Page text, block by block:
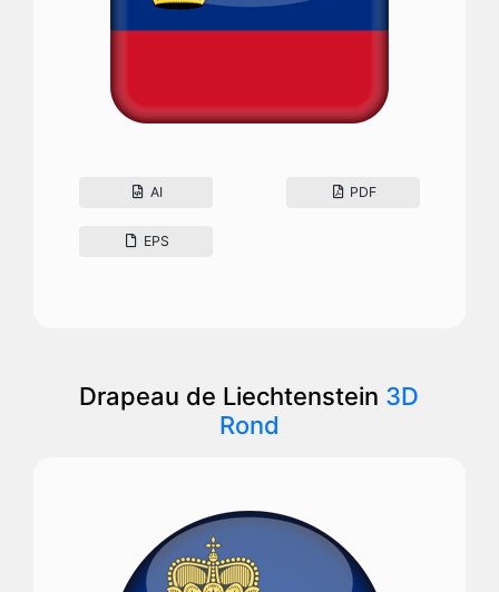
AI PDF
EPS
Drapeau de Liechtenstein 3D
Rond